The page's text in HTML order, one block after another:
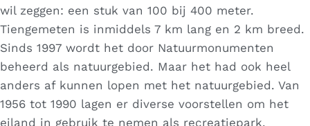
wil zeggen: een stuk van 100 bij 400 meter.
Tiengemeten is inmiddels 7 km lang en 2 km breed.
Sinds 1997 wordt het door Natuurmonumenten
beheerd als natuurgebied. Maar het had ook heel
anders af kunnen lopen met het natuurgebied. Van
1956 tot 1990 lagen er diverse voorstellen om het
eiland in gebruik te nemen als recreatiepark,